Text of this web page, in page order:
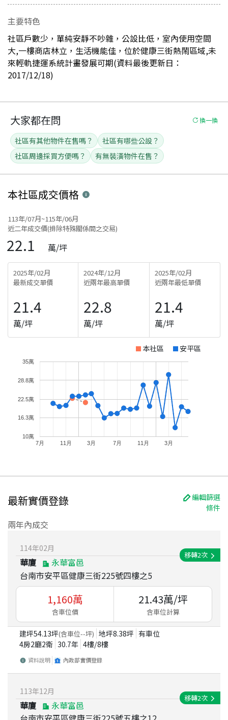
主要特色
社區戶數少，單純安靜不吵雜，公設比低，室內使用空間
大,一樓商店林立，生活機能佳，位於健康三街熱鬧區域,未
來輕軌捷運系統計畫發展可期(資料最後更新日：
2017/12/18)
大家都在問 換一換
社區有其他物件在售嗎？
社區有哪些公設？
社區周邊採買方便嗎？
有無裝潢物件在售？
本社區成交價格
113年/07月~115年/06月
近二年成交價(排除特殊關係間之交易)
22.1 萬/坪
2025年/02月
最新成交單價
21.4
萬/坪
2024年/12月
近兩年最高單價
22.8
萬/坪
2025年/02月
近兩年最低單價
21.4
萬/坪
本社區 安平區
7月 11月 3月 7月 11月 3月
10萬
16.3萬
22.5萬
28.8萬
35萬
最新實價登錄
編輯篩選
條件
兩年內成交
114年02月
華廈
永華富邑
台南市安平區健康三街225號四樓之5
移轉2次
1,160萬
含車位價
21.43萬/坪
含車位計算
建坪54.13坪(含車位--坪) 地坪8.38坪 有車位
4房2廳2衛 30.7年 4樓/8樓
資料說明 內政部實價登錄
113年12月
華廈
永華富邑
移轉2次